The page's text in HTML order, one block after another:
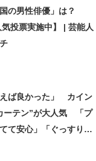
の男性俳優」は？
気投票実施中】 | 芸能人
えば良かった」 カイン
ーテン”が大人気 「プ
て安心」「ぐっすり眠